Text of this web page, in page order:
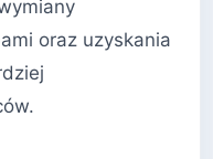
oraz uzyskania